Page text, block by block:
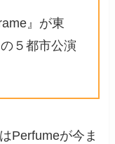
』が東
５都市公演
Perfumeが今ま